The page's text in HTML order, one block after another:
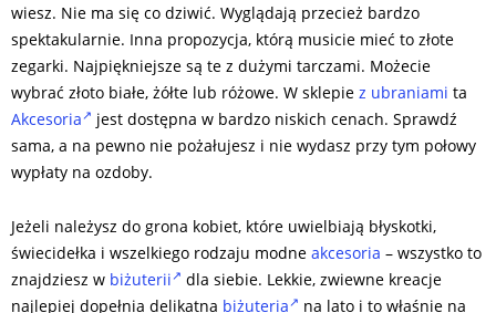
wiesz. Nie ma się co dziwić. Wyglądają przecież bardzo
spektakularnie. Inna propozycja, którą musicie mieć to złote
zegarki. Najpiękniejsze są te z dużymi tarczami. Możecie
wybrać złoto białe, żółte lub różowe. W sklepie z ubraniami ta
Akcesoria
jest dostępna w bardzo niskich cenach. Sprawdź
sama, a na pewno nie pożałujesz i nie wydasz przy tym połowy
wypłaty na ozdoby.
Jeżeli należysz do grona kobiet, które uwielbiają błyskotki,
świecidełka i wszelkiego rodzaju modne akcesoria – wszystko to
znajdziesz w biżuterii
dla siebie. Lekkie, zwiewne kreacje
najlepiej dopełnia delikatna biżuteria
na lato i to właśnie na